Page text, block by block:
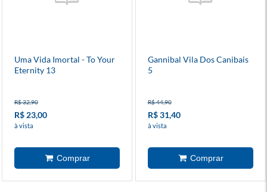
Uma Vida Imortal - To Your
Eternity 13
R$ 32,90
R$ 23,00
à vista
Gannibal Vila Dos Canibais
5
R$ 44,90
R$ 31,40
à vista